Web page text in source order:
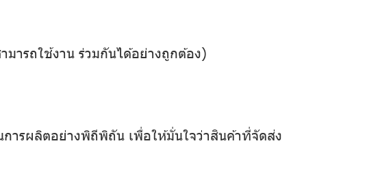
ารถใช้งาน ร่วมกันได้อย่างถูกต้อง)
รผลิตอย่างพิถีพิถัน เพื่อให้มั่นใจว่าสินค้าที่จัดส่ง